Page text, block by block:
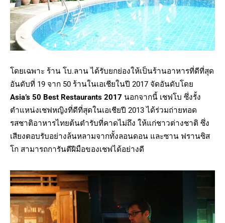
โดยเฉพาะ ร้าน โบ.ลาน ได้รับยกย่องให้เป็นร้านอาหารที่ดีที่สุด
อันดับที่ 19 จาก 50 ร้านในเอเชียในปี 2017 จัดอันดับโดย
Asia’s 50 Best Restaurants 2017 นอกจากนี้ เชฟโบ ซึ่งรั้ง
ตำแหน่งเชฟหญิงที่ดีที่สุดในเอเชียปี 2013 ได้ร่วมถ่ายทอด
รสชาติอาหารไทยต้นตำรับที่คาดไม่ถึง ให้แก่ชาวต่างชาติ ซึ่ง
เสียงตอบรับอย่างล้นหลามจากทั้งลอนดอน และซาน ฟรานซิส
โก สามารถการันตีฝีมือของเชฟได้อย่างดี